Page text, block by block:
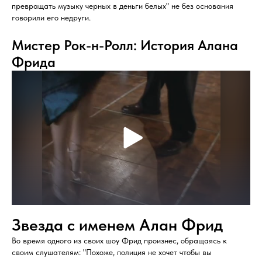
превращать музыку черных в деньги белых" не без основания
говорили его недруги.
Мистер Рок-н-Ролл: История Алана
Фрида
Звезда с именем Алан Фрид
Во время одного из своих шоу Фрид произнес, обращаясь к
своим слушателям: "Похоже, полиция не хочет чтобы вы